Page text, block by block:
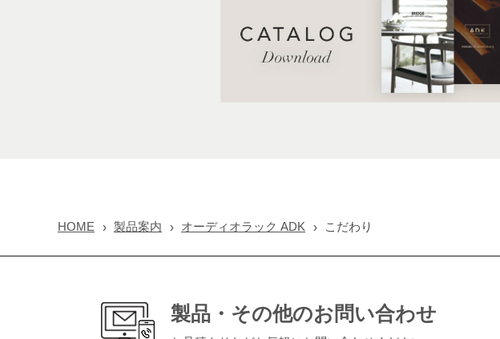
HOME 製品案内 オーディオラック ADK こだわり
製品・その他のお問い合わせ